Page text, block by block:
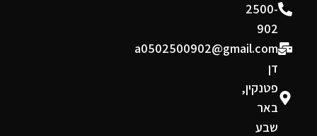
2500-
902
a0502500902@gmail.com
דן
פטנקין,
באר
שבע